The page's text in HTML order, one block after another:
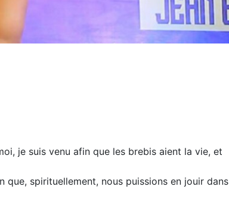
je suis venu afin que les brebis aient la vie, et
spirituellement, nous puissions en jouir dans